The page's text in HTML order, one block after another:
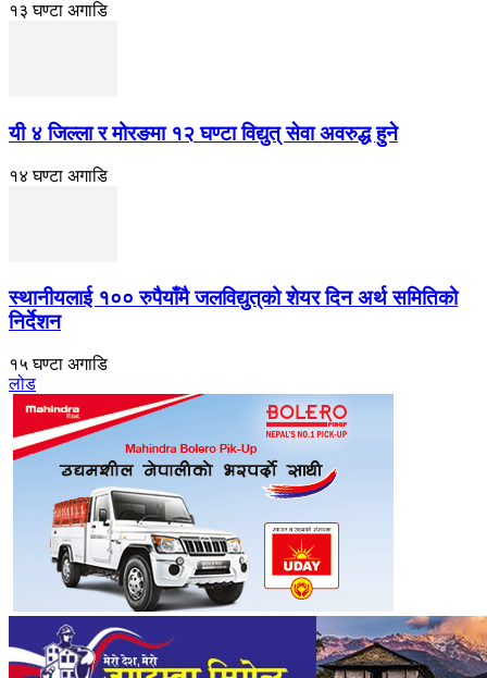
१३ घण्टा अगाडि
यी ४ जिल्ला र मोरङमा १२ घण्टा विद्युत् सेवा अवरुद्ध हुने
१४ घण्टा अगाडि
स्थानीयलाई १०० रुपैयाँमै जलविद्युत्‌को शेयर दिन अर्थ समितिको
निर्देशन
१५ घण्टा अगाडि
लोड